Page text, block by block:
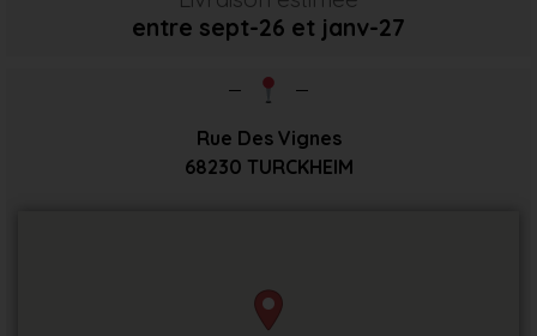
entre sept-26 et janv-27
Rue Des Vignes
68230 TURCKHEIM